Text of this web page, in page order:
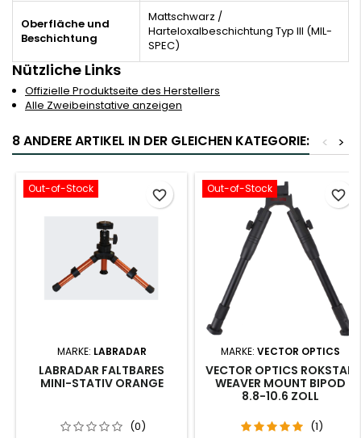
Oberfläche und
Beschichtung
Mattschwarz /
Harteloxalbeschichtung Typ III (MIL-
SPEC)
Nützliche Links
Offizielle Produktseite des Herstellers
Alle Zweibeinstative anzeigen
8 ANDERE ARTIKEL IN DER GLEICHEN KATEGORIE: >
<
Out-of-Stock
MARKE: LABRADAR
LABRADAR FALTBARES
MINI-STATIV ORANGE
(0)
favorite_border Out-of-Stock
MARKE: VECTOR OPTICS
VECTOR OPTICS ROKSTAD
WEAVER MOUNT BIPOD
8.8-10.6 ZOLL
(1)
favorite_border